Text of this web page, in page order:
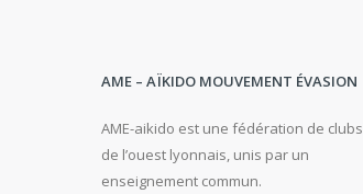
AME – AÏKIDO MOUVEMENT ÉVASION
AME-aikido est une fédération de clubs
de l’ouest lyonnais, unis par un
enseignement commun.